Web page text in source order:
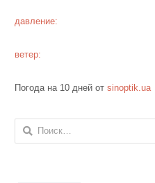
давление:
ветер:
Погода на 10 дней от sinoptik.ua
Найти: